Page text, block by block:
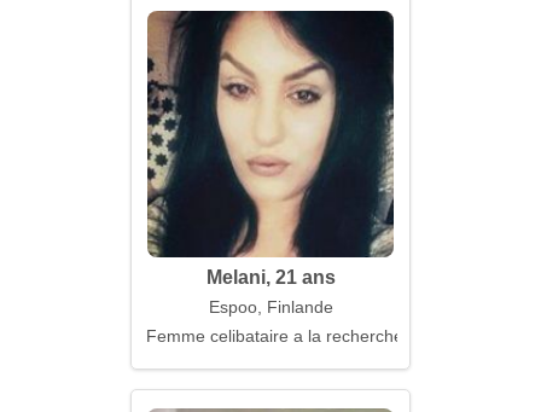
Melani, 21 ans
Espoo, Finlande
Femme celibataire a la recherche d'un mari